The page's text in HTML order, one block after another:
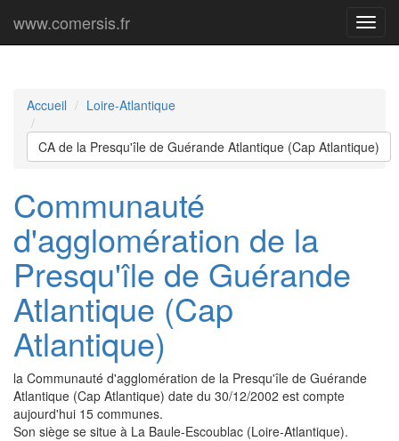
Menu
www.comersis.fr
Accueil Loire-Atlantique
CA de la Presqu'île de Guérande Atlantique (Cap Atlantique)
Communauté
d'agglomération de la
Presqu'île de Guérande
Atlantique (Cap
Atlantique)
la Communauté d'agglomération de la Presqu'île de Guérande
Atlantique (Cap Atlantique) date du 30/12/2002 est compte
aujourd'hui 15 communes.
Son siège se situe à La Baule-Escoublac (Loire-Atlantique).